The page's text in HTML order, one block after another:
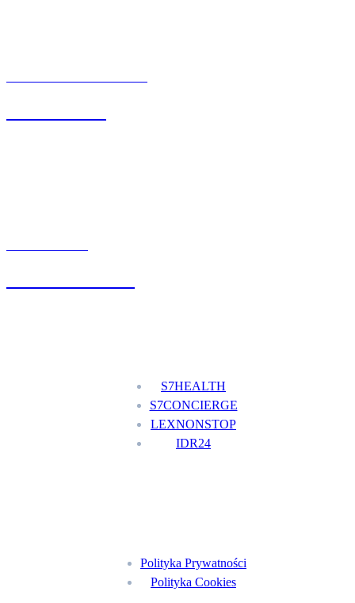
S7HEALTH
S7CONCIERGE
LEXNONSTOP
IDR24
Polityka Prywatności
Polityka Cookies